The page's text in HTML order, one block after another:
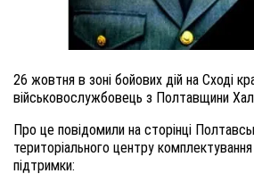
26 жовтня в зоні бойових дій на Сході
військовослужбовець з Полтавщини
Про це повідомили на сторінці
територіального центру комплектування
підтримки: